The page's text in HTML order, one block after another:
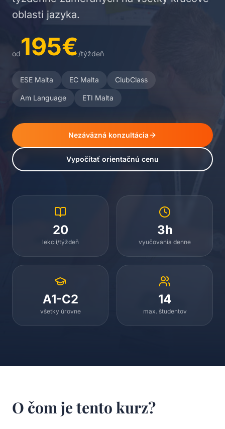
oblasti jazyka.
od195€ /týždeň
ESE Malta EC Malta ClubClass
Am Language ETI Malta
Nezáväzná konzultácia
Vypočítať orientačnú cenu
20
lekcií/týždeň
3h
vyučovania denne
A1-C2
všetky úrovne
14
max. študentov
O čom je tento kurz?